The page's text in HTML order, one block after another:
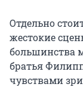
Отдельно
жестокие
большинства
братья
чувствами